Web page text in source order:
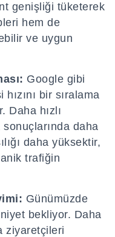
genişliği tüketerek
hem de
ve uygun
Google gibi
bir sıralama
Daha hızlı
daha
daha yüksektir,
trafiğin
Günümüzde
bekliyor. Daha
ziyaretçileri